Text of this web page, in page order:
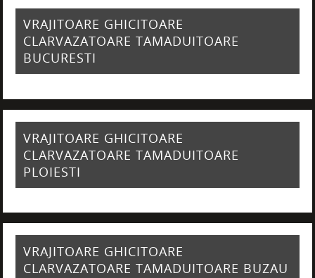
VRAJITOARE GHICITOARE
CLARVAZATOARE TAMADUITOARE
BUCURESTI
VRAJITOARE GHICITOARE
CLARVAZATOARE TAMADUITOARE
PLOIESTI
VRAJITOARE GHICITOARE
CLARVAZATOARE TAMADUITOARE BUZAU